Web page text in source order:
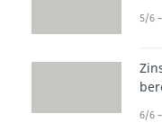
5/6
6/6